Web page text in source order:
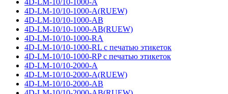
4D-LM-10/10-1000-A
4D-LM-10/10-1000-A(RUEW)
4D-LM-10/10-1000-AB
4D-LM-10/10-1000-AB(RUEW)
4D-LM-10/10-1000-RA
4D-LM-10/10-1000-RL с печатью этикеток
4D-LM-10/10-1000-RP с печатью этикеток
4D-LM-10/10-2000-A
4D-LM-10/10-2000-A(RUEW)
4D-LM-10/10-2000-AB